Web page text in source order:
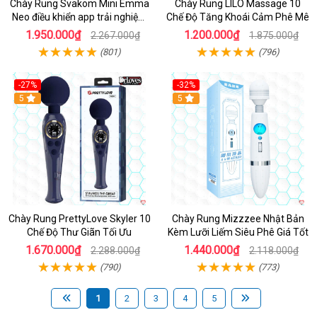
Chày Rung Svakom Mini Emma
Neo điều khiển app trải nghiệm
đỉnh
1.950.000₫ 2.267.000₫
(801)
Chày Rung LILO Massage 10
Chế Độ Tăng Khoái Cảm Phê Mê
1.200.000₫ 1.875.000₫
(796)
-27%
Hot
5
Chày Rung PrettyLove Skyler 10
Chế Độ Thư Giãn Tối Ưu
1.670.000₫ 2.288.000₫
(790)
-32%
Hot
5
Chày Rung Mizzzee Nhật Bản
Kèm Lưỡi Liếm Siêu Phê Giá Tốt
1.440.000₫ 2.118.000₫
(773)
1 2 3 4 5